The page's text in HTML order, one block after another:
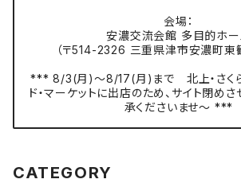
会場：
安濃交流会館 多目的ホ
（〒514-2326 三重県津市安濃町東
*** 8/3(月)〜8/17(月)まで 北上・さくら
ド・マーケットに出店のため、サイト閉めさ
承くださいませ〜 ***
CATEGORY